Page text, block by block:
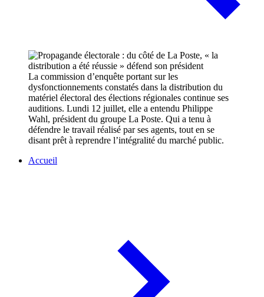
La commission d’enquête portant sur les
dysfonctionnements constatés dans la distribution du
matériel électoral des élections régionales continue ses
auditions. Lundi 12 juillet, elle a entendu Philippe
Wahl, président du groupe La Poste. Qui a tenu à
défendre le travail réalisé par ses agents, tout en se
disant prêt à reprendre l’intégralité du marché public.
Accueil